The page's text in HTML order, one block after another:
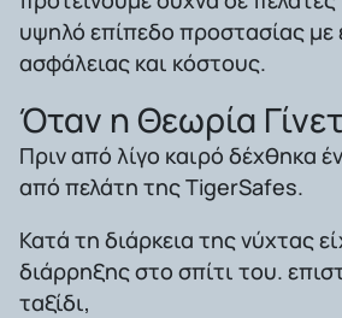
υψηλό επίπεδο προστασίας με
ασφάλειας και κόστους.
Όταν η Θεωρία
Πριν από λίγο καιρό δέχθηκα
από πελάτη της TigerSafes.
Κατά τη διάρκεια της νύχτας
διάρρηξης στο σπίτι του.
ταξίδι,